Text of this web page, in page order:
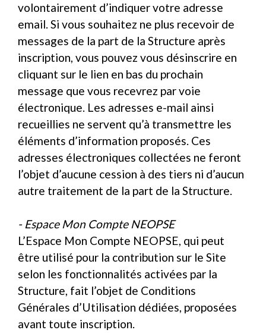
volontairement d’indiquer votre adresse
email. Si vous souhaitez ne plus recevoir de
messages de la part de la Structure après
inscription, vous pouvez vous désinscrire en
cliquant sur le lien en bas du prochain
message que vous recevrez par voie
électronique. Les adresses e-mail ainsi
recueillies ne servent qu’à transmettre les
éléments d’information proposés. Ces
adresses électroniques collectées ne feront
l’objet d’aucune cession à des tiers ni d’aucun
autre traitement de la part de la Structure.
- Espace Mon Compte NEOPSE
L’Espace Mon Compte NEOPSE, qui peut
être utilisé pour la contribution sur le Site
selon les fonctionnalités activées par la
Structure, fait l’objet de Conditions
Générales d’Utilisation dédiées, proposées
avant toute inscription.